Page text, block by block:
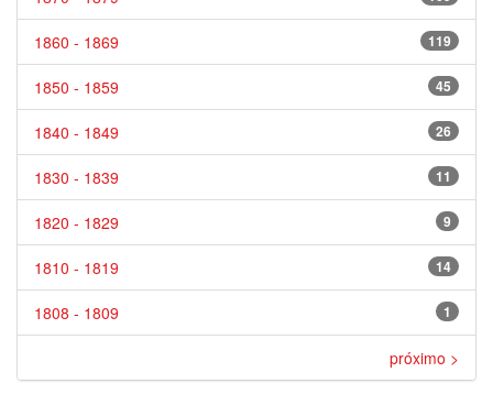
119
1860 - 1869
45
1850 - 1859
26
1840 - 1849
11
1830 - 1839
9
1820 - 1829
14
1810 - 1819
1
1808 - 1809
próximo >